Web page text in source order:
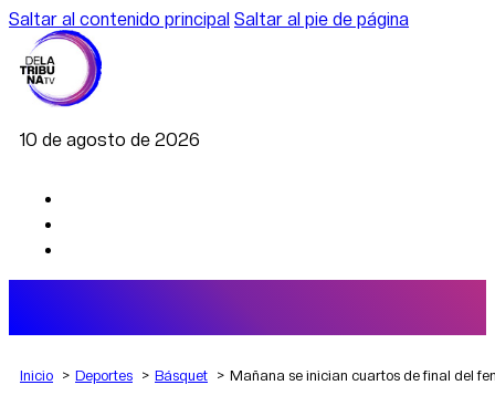
Saltar al contenido principal Saltar al pie de página
10 de agosto de 2026
Inicio Deportes Básquet Mañana se inician cuartos de final del